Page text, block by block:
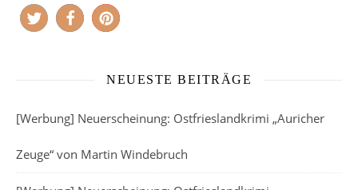
NEUESTE BEITRÄGE
[Werbung] Neuerscheinung: Ostfrieslandkrimi „Auricher
Zeuge“ von Martin Windebruch